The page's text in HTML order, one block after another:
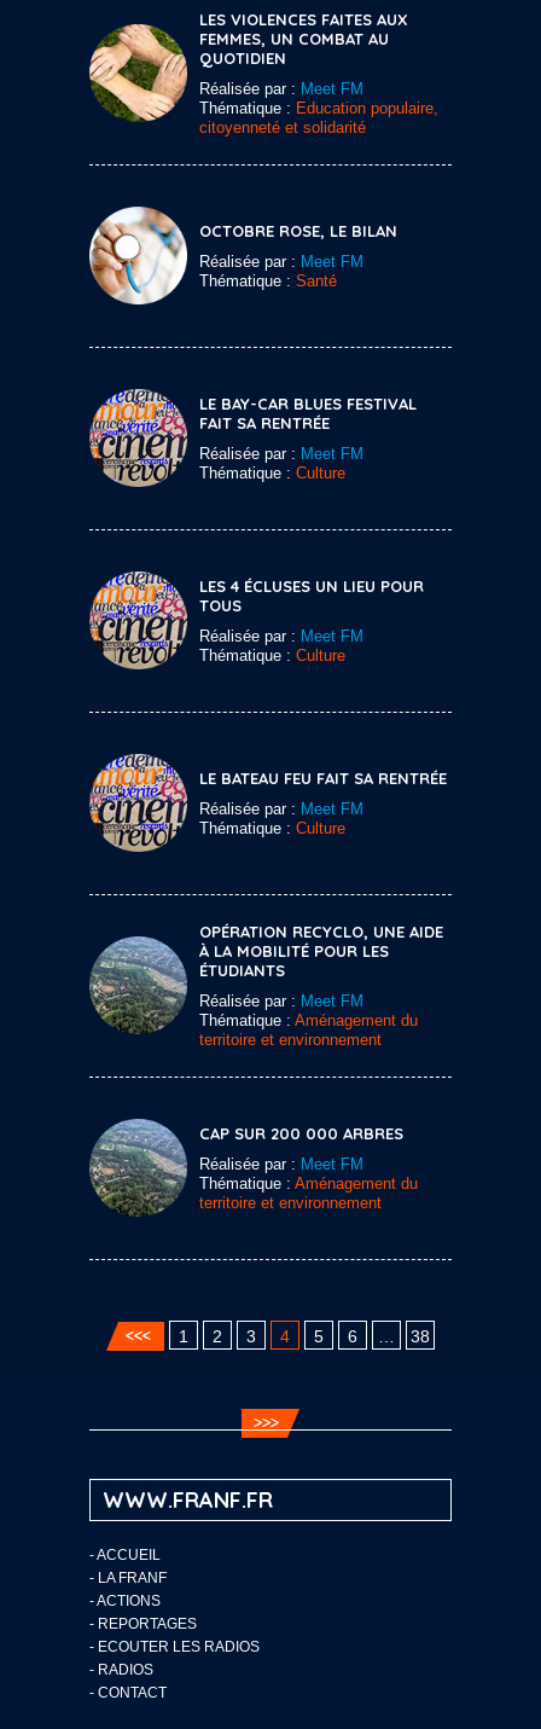
LES VIOLENCES FAITES AUX
FEMMES, UN COMBAT AU
QUOTIDIEN
Réalisée par : Meet FM
Thématique : Education populaire,
citoyenneté et solidarité
OCTOBRE ROSE, LE BILAN
Réalisée par : Meet FM
Thématique : Santé
LE BAY-CAR BLUES FESTIVAL
FAIT SA RENTRÉE
Réalisée par : Meet FM
Thématique : Culture
LES 4 ÉCLUSES UN LIEU POUR
TOUS
Réalisée par : Meet FM
Thématique : Culture
LE BATEAU FEU FAIT SA RENTRÉE
Réalisée par : Meet FM
Thématique : Culture
OPÉRATION RECYCLO, UNE AIDE
À LA MOBILITÉ POUR LES
ÉTUDIANTS
Réalisée par : Meet FM
Thématique : Aménagement du
territoire et environnement
CAP SUR 200 000 ARBRES
Réalisée par : Meet FM
Thématique : Aménagement du
territoire et environnement
1 2 3 4 5 6 38
WWW.FRANF.FR
-ACCUEIL
- LA FRANF
-ACTIONS
- REPORTAGES
- ECOUTER LES RADIOS
- RADIOS
- CONTACT